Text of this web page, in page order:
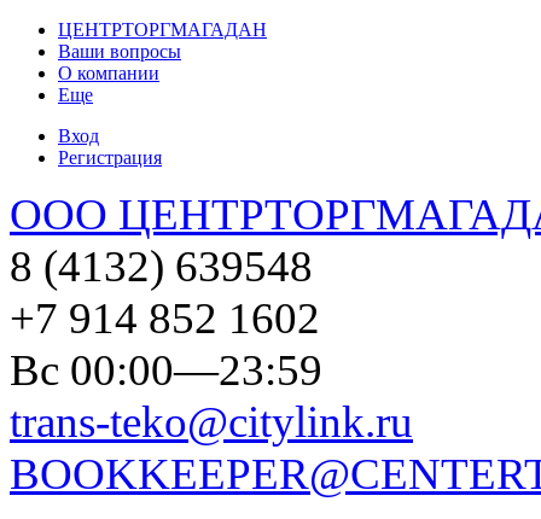
ЦЕНТРТОРГМАГАДАН
Ваши вопросы
О компании
Еще
Вход
Регистрация
ООО
8 (4132) 639548
+7 914 852 1602
Вс 00:00—23:59
trans-teko@citylink.ru